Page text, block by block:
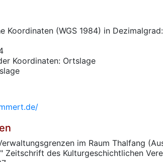
Koordinaten (WGS 1984) in Dezimalgrad:
Koordinaten: Ortslage
im Raum Thalfang
Zeitschrift des Kulturgeschichtlichen